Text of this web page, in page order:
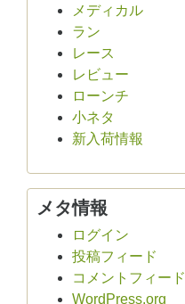
メディカル
ラン
レース
レビュー
ローンチ
小ネタ
新入荷情報
メタ情報
ログイン
投稿フィード
コメントフィード
WordPress.org